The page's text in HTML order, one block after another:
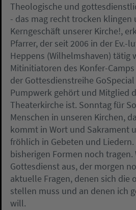
Theologische und
- das mag recht trocken klingen
Kerngeschäft unserer Kirche!,
Pfarrer, der seit 2006 in der Ev.-
Heppens (Wilhelmshaven) tätig
Mitinitiatoren des Konfer-
der Gottesdienstreihe
Pumpwerk gehört und Mitglied
Theaterkirche ist. Sonntag für
Menschen in unseren Kirchen,
kommt in Wort und Sakrament
fröhlich in Gebeten und Liedern.
bisherigen Formen noch tragen.
Gottesdienst aus, der morgen
aktuelle Fragen, denen sich die
stellen muss und an denen ich
will.